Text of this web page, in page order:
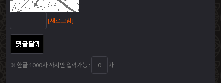
[새로고침]
※ 한글 1000자 까지만 입력가능 : 자